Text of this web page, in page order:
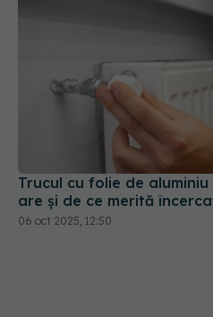
Trucul cu folie de
are și de ce merită
06 oct 2025, 12:50